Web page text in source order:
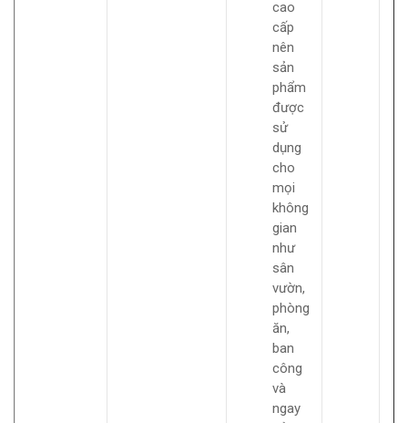
cao
cấp
nên
sản
phẩm
được
sử
dụng
cho
mọi
không
gian
như
sân
vườn,
phòng
ăn,
ban
công
và
ngay